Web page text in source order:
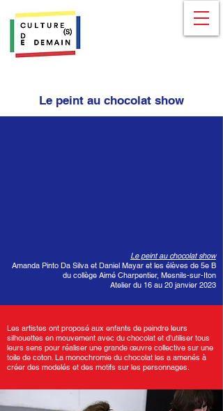
Le peint au chocolat show
Le peint au chocolat show
Amanda Pinto Da Silva et Daniel Mayar et les élèves de 5e B
du collège Aimé Charpentier, Mesnils-sur-Iton
Atelier du 16 au 20 janvier 2023
Les artistes ont proposé aux enfants de peindre leurs
silhouettes en mouvement avec du chocolat et d’utiliser tous
leurs sens pour réaliser une grande œuvre collective sur une
toile de coton. La monochromie du chocolat les a amenés à
créer des modelés et des motifs sur les personnages.